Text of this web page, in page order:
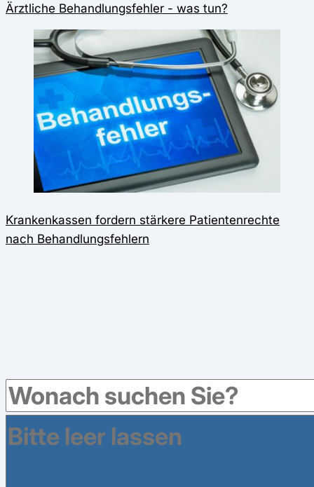
Ärztliche Behandlungsfehler - was tun?
Krankenkassen fordern stärkere Patientenrechte
nach Behandlungsfehlern